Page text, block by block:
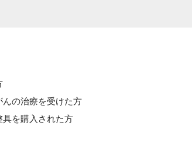
の治療を受けた方
を購入された方